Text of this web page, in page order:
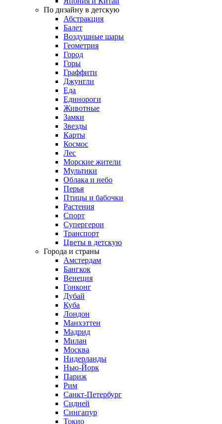
По дизайну в детскую
Абстракция
Балет
Воздушные шары
Геометрия
Город
Горы
Граффити
Джунгли
Еда
Единороги
Животные
Замки
Звезды
Карты
Космос
Лес
Морские жители
Мультики
Облака и небо
Перья
Птицы и бабочки
Растения
Спорт
Супергерои
Транспорт
Цветы в детскую
Города и страны
Амстердам
Бангкок
Венеция
Гонконг
Дубай
Куба
Лондон
Манхэттен
Мадрид
Милан
Москва
Нидерланды
Нью-Йорк
Париж
Рим
Санкт-Петербург
Сидней
Сингапур
Токио